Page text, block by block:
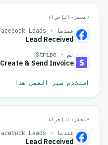
⚡ محفز →الإجراء
عندما · Facebook Leads
Lead Received
ثم · Stripe
Create & Send Invoice
استخدم سير العمل هذا
⚡ محفز →الإجراء
عندما · Facebook Leads
Lead Received